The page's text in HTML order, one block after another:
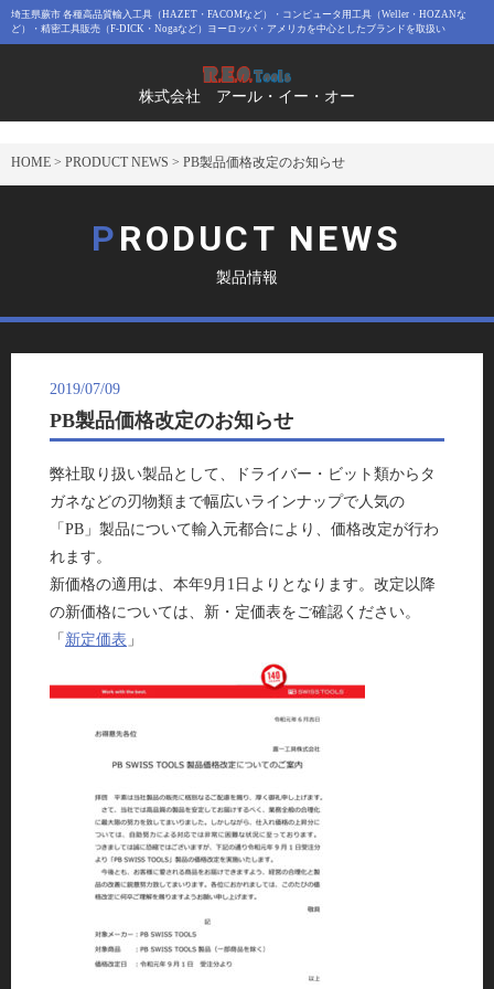
埼玉県蕨市 各種高品質輸入工具（HAZET・FACOMなど）・コンピュータ用工具（Weller・HOZANな
ど）・精密工具販売（F-DICK・Nogaなど）ヨーロッパ・アメリカを中心としたブランドを取扱い
株式会社 アール・イー・オー
HOME > PRODUCT NEWS > PB製品価格改定のお知らせ
PRODUCT NEWS
製品情報
2019/07/09
PB製品価格改定のお知らせ
弊社取り扱い製品として、ドライバー・ビット類からタ
ガネなどの刃物類まで幅広いラインナップで人気の
「PB」製品について輸入元都合により、価格改定が行わ
れます。
新価格の適用は、本年9月1日よりとなります。改定以降
の新価格については、新・定価表をご確認ください。
「 新定価表 」